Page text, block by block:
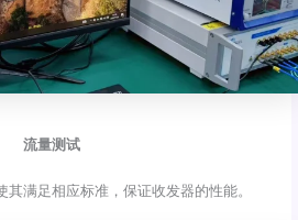
流量测试
满足相应标准，保证收发器的性能。